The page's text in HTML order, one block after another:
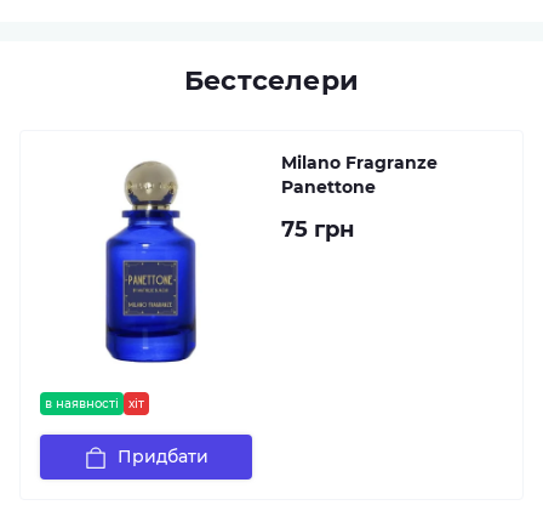
Бестселери
в наявності хіт
Milano Fragranze
Panettone
75 грн
Придбати